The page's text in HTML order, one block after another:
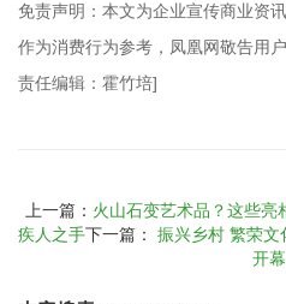
免责声明：本文为企业宣传商业资
作为消费行为参考，凤凰网敬告用户
责任编辑：霍竹培]
上一篇： 火山石变艺术品？这些亮
疾人之手下一篇： 振兴乡村 繁荣
开幕